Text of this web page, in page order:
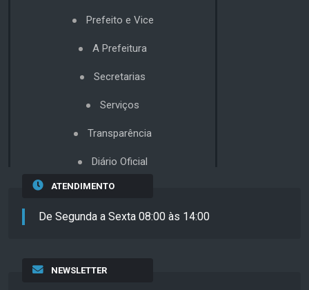
Prefeito e Vice
A Prefeitura
Secretarias
Serviços
Transparência
Diário Oficial
ATENDIMENTO
De Segunda a Sexta 08:00 às 14:00
NEWSLETTER